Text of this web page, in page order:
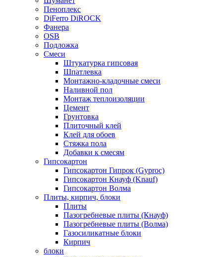
Пеноплекс
DiFerro DiROCK
Фанера
OSB
Подложка
Смеси
Штукатурка гипсовая
Шпатлевка
Монтажно-кладочные смеси
Наливной пол
Монтаж теплоизоляции
Цемент
Грунтовка
Плиточный клей
Клей для обоев
Стяжка пола
Добавки к смесям
Гипсокартон
Гипсокартон Гипрок (Gyproc)
Гипсокартон Кнауф (Knauf)
Гипсокартон Волма
Плиты, кирпич, блоки
Плиты
Пазогребневые плиты (Кнауф)
Пазогребневые плиты (Волма)
Газосиликатные блоки
Кирпич
блоки